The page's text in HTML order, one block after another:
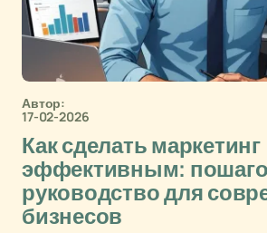
Автор:
17-02-2026
Как сделать маркетинг
эффективным:
руководство для
бизнесов